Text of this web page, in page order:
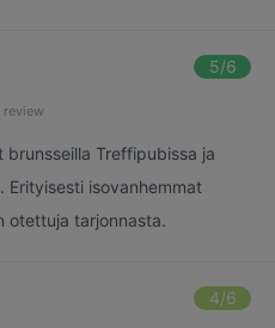
5/6
review
brunsseilla Treffipubissa ja
Erityisesti isovanhemmat
otettuja tarjonnasta.
4/6